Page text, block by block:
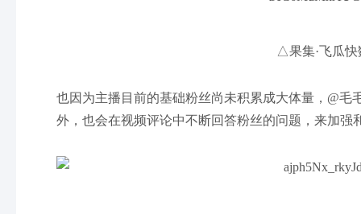
△果集·飞瓜
也因为主播目前的基础粉丝尚未积累成大体量，@
外，也会在视频评论中不断回答粉丝的问题，来加强